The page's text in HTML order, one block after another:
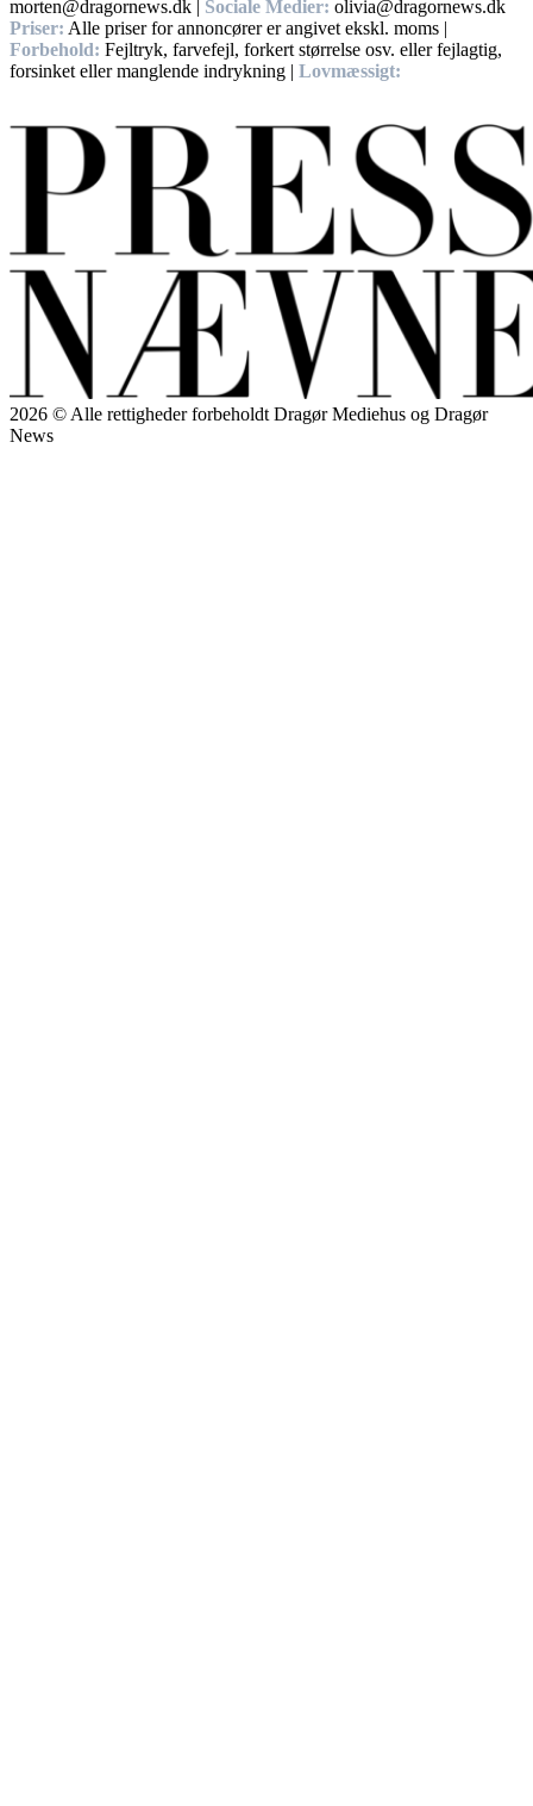
morten@dragornews.dk | Sociale Medier: olivia@dragornews.dk
Priser: Alle priser for annoncører er angivet ekskl. moms |
Forbehold: Fejltryk, farvefejl, forkert størrelse osv. eller fejlagtig,
forsinket eller manglende indrykning | Lovmæssigt:
2026 © Alle rettigheder forbeholdt Dragør Mediehus og Dragør
News